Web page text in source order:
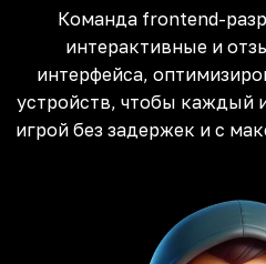
Команда frontend-
интерактивные и
интерфейса,
устройств, чтобы каждый
игрой без задержек и с